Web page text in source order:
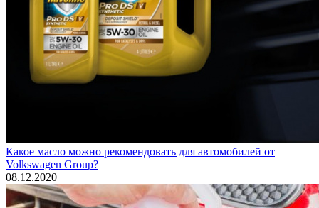
Какое масло можно рекомендовать для автомобилей от
Volkswagen Group?
08.12.2020